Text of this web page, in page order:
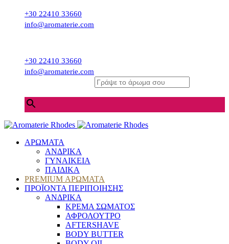
+30 22410 33660
info@aromaterie.com
+30 22410 33660
info@aromaterie.com
ΑΡΩΜΑΤΑ
ΑΝΔΡΙΚΑ
ΓΥΝΑΙΚΕΙΑ
ΠΑΙΔΙΚΑ
PREMIUM ΑΡΩΜΑΤΑ
ΠΡΟΪΟΝΤΑ ΠΕΡΙΠΟΙΗΣΗΣ
ΑΝΔΡΙΚΑ
ΚΡΕΜΑ ΣΩΜΑΤΟΣ
ΑΦΡΟΛΟΥΤΡΟ
AFTERSHAVE
BODY BUTTER